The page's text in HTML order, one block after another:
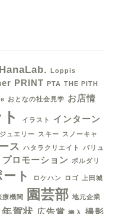
HanaLab. Loppis
PRINT PTA THE PITH
おとなの社会見学 お店情
イラスト インターン
ジュエリー スキー
スノーキャ
ス ハタラクリエイト
バリュ
プロモーション ボルダリ
ト ロケハン ロゴ 上田城
療機関 園芸部 地元企業
年賀状 広告賞 搬入 撮影